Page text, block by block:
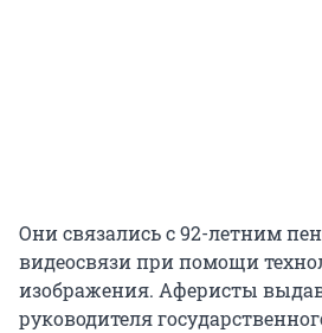
Они связались с 92-летним
видеосвязи при помощи
изображения. Аферисты
руководителя